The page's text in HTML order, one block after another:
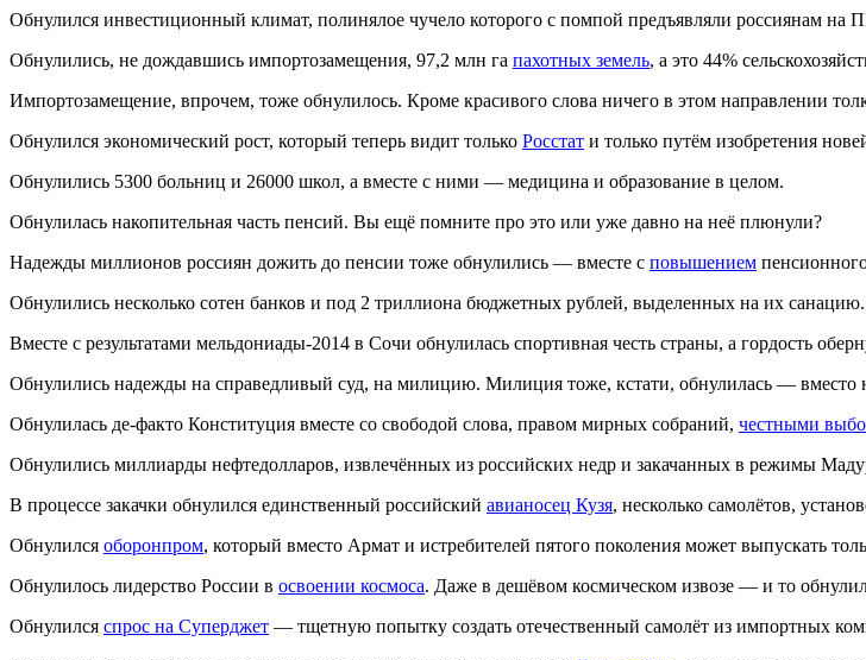
Обнулился инвестиционный климат, полинялое чучело которого с помпой предъявляли россиянам
Обнулились, не дождавшись импортозамещения, 97,2 млн га пахотных земель, а это 44%
Импортозамещение, впрочем, тоже обнулилось. Кроме красивого слова ничего в этом направлении
Обнулился экономический рост, который теперь видит только Росстат и только путём изобретения
Обнулились 5300 больниц и 26000 школ, а вместе с ними — медицина и образование в целом.
Обнулилась накопительная часть пенсий. Вы ещё помните про это или уже давно на неё плюнули?
Надежды миллионов россиян дожить до пенсии тоже обнулились — вместе с повышением
Обнулились несколько сотен банков и под 2 триллиона бюджетных рублей, выделенных на их санацию.
Вместе с результатами мельдониады-2014 в Сочи обнулилась спортивная честь страны, а гордость
Обнулились надежды на справедливый суд, на милицию. Милиция тоже, кстати, обнулилась — вместо
Обнулилась де-факто Конституция вместе со свободой слова, правом мирных собраний, честными
Обнулились миллиарды нефтедолларов, извлечённых из российских недр и закачанных в режимы
В процессе закачки обнулился единственный российский авианосец Кузя, несколько самолётов,
Обнулился оборонпром, который вместо Армат и истребителей пятого поколения может выпускать
Обнулилось лидерство России в освоении космоса. Даже в дешёвом космическом извозе — и то
Обнулился спрос на Суперджет — тщетную попытку создать отечественный самолёт из импортных